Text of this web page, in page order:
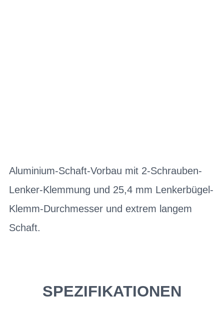
Aluminium-Schaft-Vorbau mit 2-Schrauben-
Lenker-Klemmung und 25,4 mm Lenkerbügel-
Klemm-Durchmesser und extrem langem
Schaft.
SPEZIFIKATIONEN